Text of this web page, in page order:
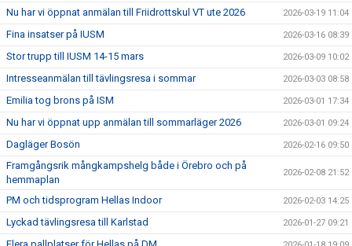
Nu har vi öppnat anmälan till Friidrottskul VT ute 2026 2026-03-19 11:04
Fina insatser på IUSM 2026-03-16 08:39
Stor trupp till IUSM 14-15 mars 2026-03-09 10:02
Intresseanmälan till tävlingsresa i sommar 2026-03-03 08:58
Emilia tog brons på ISM 2026-03-01 17:34
Nu har vi öppnat upp anmälan till sommarläger 2026 2026-03-01 09:24
Dagläger Bosön 2026-02-16 09:50
Framgångsrik mångkampshelg både i Örebro och på
hemmaplan
2026-02-08 21:52
PM och tidsprogram Hellas Indoor 2026-02-03 14:25
Lyckad tävlingsresa till Karlstad 2026-01-27 09:21